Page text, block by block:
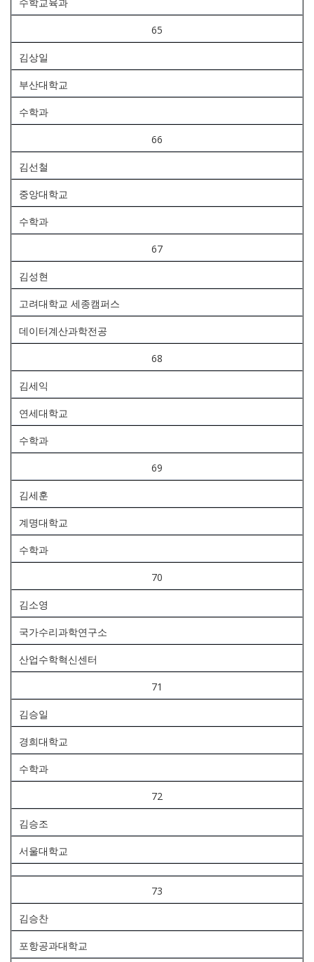
65
김상일
부산대학교
수학과
66
김선철
중앙대학교
수학과
67
김성현
고려대학교 세종캠퍼스
데이터계산과학전공
68
김세익
연세대학교
수학과
69
김세훈
계명대학교
수학과
70
김소영
국가수리과학연구소
산업수학혁신센터
71
김승일
경희대학교
수학과
72
김승조
서울대학교
73
김승찬
포항공과대학교